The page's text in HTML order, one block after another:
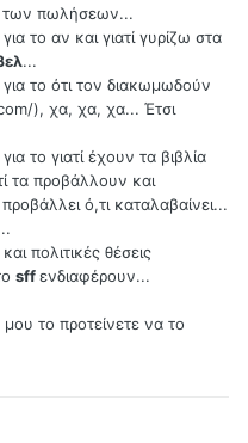
των πωλήσεων...
το αν και γιατί γυρίζω στα
...
το ότι τον διακωμωδούν
‎), χα, χα, χα... Έτσι
το γιατί έχουν τα βιβλία
τα προβάλλουν και
ό,τι καταλαβαίνει...
πολιτικές θέσεις
sffενδιαφέρουν...
το προτείνετε να το